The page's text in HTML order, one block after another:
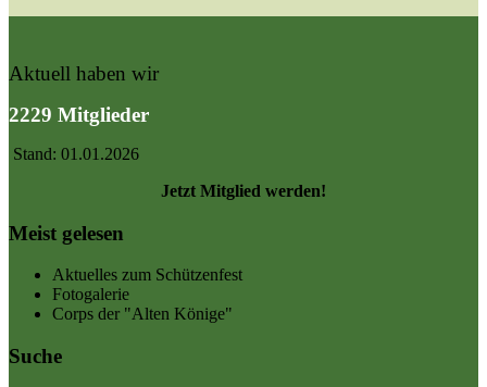
Aktuell haben wir
2229 Mitglieder
Stand: 01.01.2026
Jetzt Mitglied werden!
Meist gelesen
Aktuelles zum Schützenfest
Fotogalerie
Corps der "Alten Könige"
Suche